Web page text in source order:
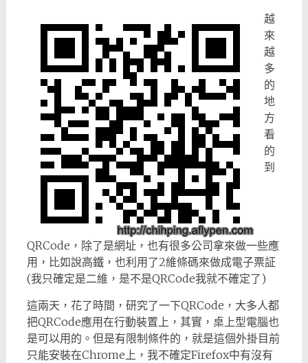
越
來
越
多
的
地
方
看
的
到
QRCode，除了是網址，也有很多公司拿來做一些應
用，比如說高鐵，也利用了2維條碼來做成電子票証
(我只確定是二維，是不是QRCode我就不確定了)
這兩天，花了時間，研究了一下QRCode，大多人都
把QRCode應用在行動裝置上，其實，桌上型電腦也
是可以用的。但是有限制條件的，就是這個外掛目前
只能安裝在Chrome上，我不確定Firefox中有沒有